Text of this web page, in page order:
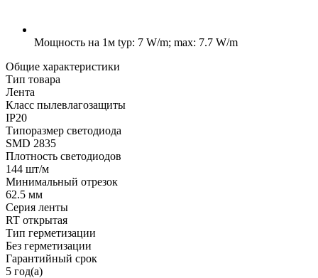
Мощность на 1м typ: 7 W/m; max: 7.7 W/m
Общие характеристики
Тип товара
Лента
Класс пылевлагозащиты
IP20
Типоразмер светодиода
SMD 2835
Плотность светодиодов
144 шт/м
Минимальный отрезок
62.5 мм
Серия ленты
RT открытая
Тип герметизации
Без герметизации
Гарантийный срок
5 год(а)